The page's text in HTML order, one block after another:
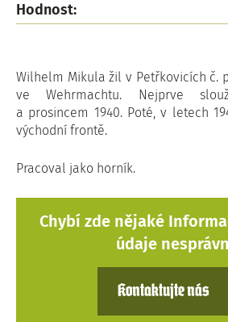
Hodnost:
Wilhelm Mikula žil v Petřkovicích č.
ve Wehrmachtu. Nejprve
a prosincem 1940. Poté, v letech
východní frontě.
Pracoval jako horník.
Chybí zde nějaké
údaje
Kontaktujte nás